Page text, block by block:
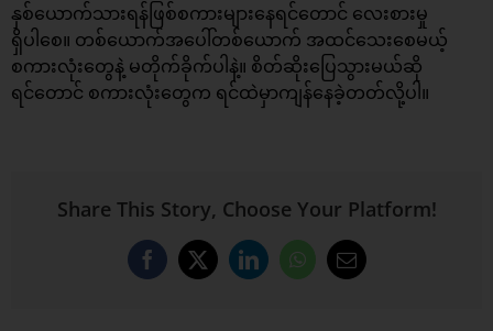
နှစ်ယောက်သားရန်ဖြစ်စကားများနေရင်တောင် လေးစားမှု
ရှိပါစေ။ တစ်ယောက်အပေါ်တစ်ယောက် အထင်သေးစေမယ့်
စကားလုံးတွေနဲ့ မတိုက်ခိုက်ပါနဲ့။ စိတ်ဆိုးပြေသွားမယ်ဆို
ရင်တောင် စကားလုံးတွေက ရင်ထဲမှာကျန်နေခဲ့တတ်လို့ပါ။
Share This Story, Choose Your Platform!
Facebook
X LinkedInWhatsApp
Email